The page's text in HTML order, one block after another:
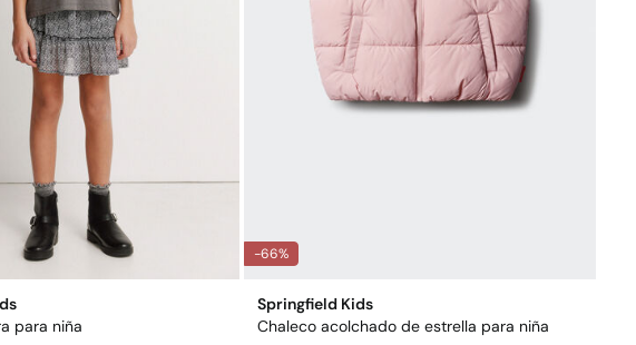
para niña
-66%
Springfield Kids
Chaleco acolchado de estrella para niña